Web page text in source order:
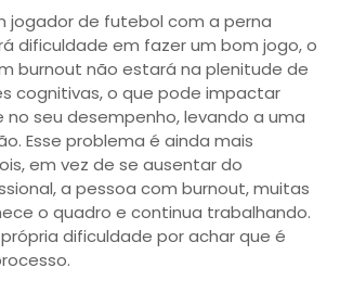
jogador de futebol com a perna
dificuldade em fazer um bom jogo, o
burnout não estará na plenitude de
cognitivas, o que pode impactar
seu desempenho, levando a uma
Esse problema é ainda mais
em vez de se ausentar do
a pessoa com burnout, muitas
o quadro e continua trabalhando.
própria dificuldade por achar que é